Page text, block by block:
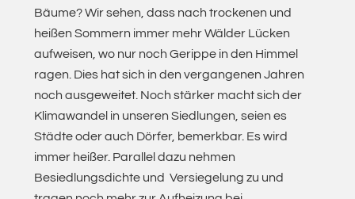
Bäume? Wir sehen, dass nach trockenen und
heißen Sommern immer mehr Wälder Lücken
aufweisen, wo nur noch Gerippe in den Himmel
ragen. Dies hat sich in den vergangenen Jahren
noch ausgeweitet. Noch stärker macht sich der
Klimawandel in unseren Siedlungen, seien es
Städte oder auch Dörfer, bemerkbar. Es wird
immer heißer. Parallel dazu nehmen
Besiedlungsdichte und Versiegelung zu und